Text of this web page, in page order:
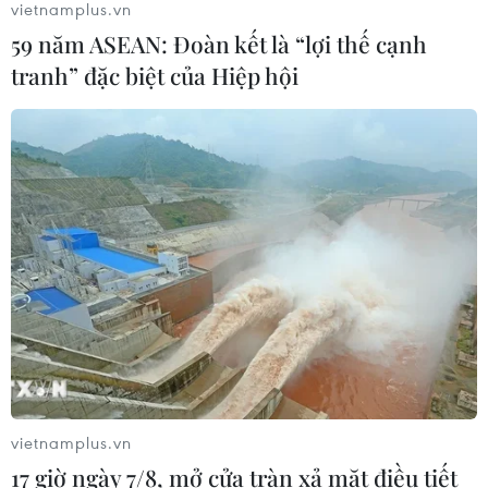
Chia sẻ dữ liệu hạ tầng viễn thông
phục vụ điều hành, ứng phó thiên tai
07/08/2026 08:45
Quân khu 7 đẩy mạnh ứng dụng
khoa học-công nghệ trong tìm kiếm,
quy tập hài cốt liệt sỹ
07/08/2026 08:45
Xem thêm
vietnamplus.vn
59 năm ASEAN: Đoàn kết là “lợi thế cạnh
tranh” đặc biệt của Hiệp hội
vietnamplus.vn
17 giờ ngày 7/8, mở cửa tràn xả mặt điều tiết